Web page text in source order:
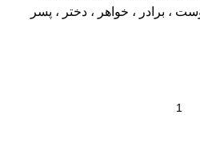
، برادر ، خواهر ، دختر ، پسر